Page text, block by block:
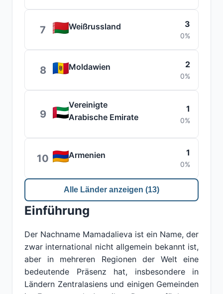
7 Weißrussland 3
0%
8 Moldawien 2
0%
9
Vereinigte
Arabische Emirate
1
0%
10 Armenien 1
0%
Alle Länder anzeigen (13)
Einführung
Der Nachname Mamadalieva ist ein Name, der
zwar international nicht allgemein bekannt ist,
aber in mehreren Regionen der Welt eine
bedeutende Präsenz hat, insbesondere in
Ländern Zentralasiens und einigen Gemeinden